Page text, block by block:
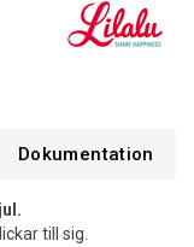
Dokumentation
till sig.